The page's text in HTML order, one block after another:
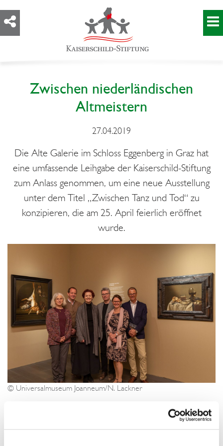
Zwischen niederländischen
Altmeistern
27.04.2019
Die Alte Galerie im Schloss Eggenberg in Graz hat
eine umfassende Leihgabe der Kaiserschild-Stiftung
zum Anlass genommen, um eine neue Ausstellung
unter dem Titel „Zwischen Tanz und Tod“ zu
konzipieren, die am 25. April feierlich eröffnet
wurde.
© Universalmuseum Joanneum/N. Lackner
Im Zentrum steht das Zeitalter zwischen 1500 und 1800.
In 15 Räumen werden zentrale Themen dieser Epoche